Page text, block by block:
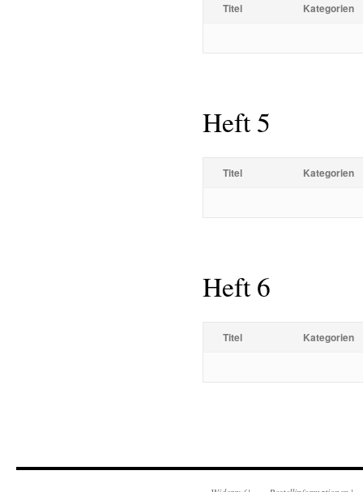
Titel Kategorien
Heft 5
Titel Kategorien
Heft 6
Titel Kategorien